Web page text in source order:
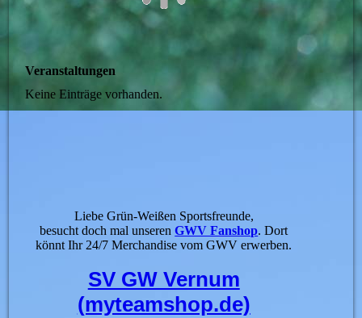
Veranstaltungen
Keine Einträge vorhanden.
Liebe Grün-Weißen Sportsfreunde,
besucht doch mal unserenGWV Fanshop. Dort
könnt Ihr 24/7 Merchandise vom GWV erwerben.
SV GW Vernum
(myteamshop.de)